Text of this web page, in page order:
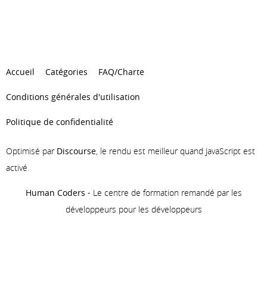
Accueil Catégories FAQ/Charte
Conditions générales d'utilisation
Politique de confidentialité
Optimisé par Discourse, le rendu est meilleur quand JavaScript est
activé.
Human Coders - Le centre de formation remandé par les
développeurs pour les développeurs